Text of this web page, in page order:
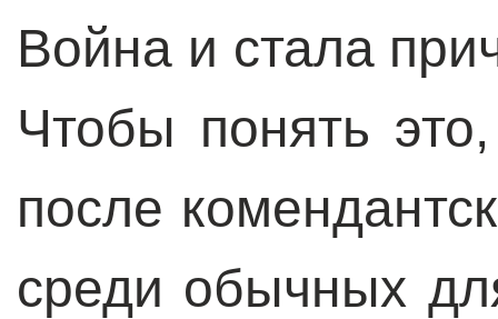
Война и стала
Чтобы понять
после
среди обычных